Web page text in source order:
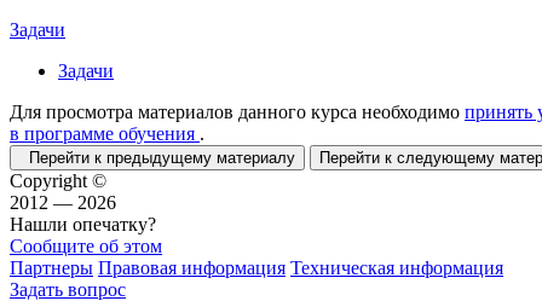
Задачи
Задачи
Для просмотра материалов данного курса необходимо принять
в программе обучения .
Перейти к предыдущему материалу Перейти к следующему
Copyright ©
2012 — 2026
Нашли опечатку?
Сообщите об этом
Партнеры Правовая информация Техническая информация
Задать вопрос